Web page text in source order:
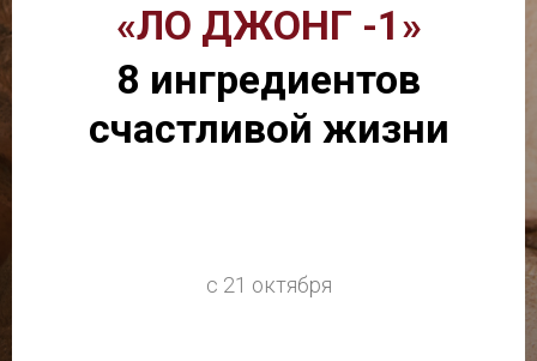
«ЛО ДЖОНГ -1»
8 ингредиентов
счастливой жизни
с 21 октября